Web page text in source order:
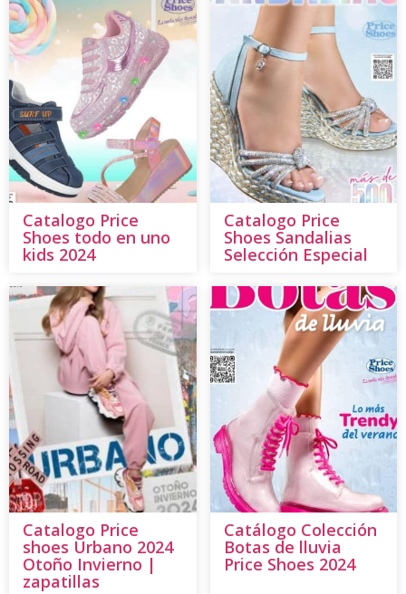
Catalogo Price
Shoes todo en uno
kids 2024
Catalogo Price
Shoes Sandalias
Selección Especial
Catalogo Price
shoes Urbano 2024
Otoño Invierno |
zapatillas
Catálogo Colección
Botas de lluvia
Price Shoes 2024